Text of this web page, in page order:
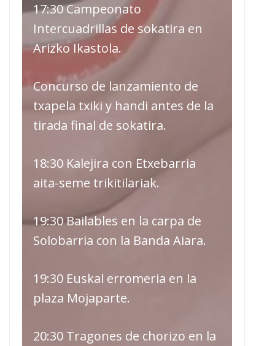
17:30 Campeonato
Intercuadrillas de sokatira en
Arizko Ikastola.
Concurso de lanzamiento de
txapela txiki y handi antes de la
tirada final de sokatira.
18:30 Kalejira con Etxebarria
aita-seme trikitilariak.
19:30 Bailables en la carpa de
Solobarria con la Banda Aiara.
19:30 Euskal erromeria en la
plaza Mojaparte.
20:30 Tragones de chorizo en la